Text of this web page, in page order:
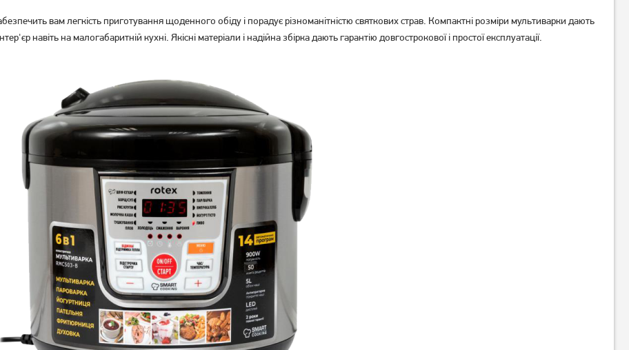
3 399грн
5 249грн
4 799грн
Мультиварка-скороварка
Rotex REPC 73-B
2 849грн
Мультиварка-скороварка
Rotex REPC 75-B
3 169грн
вам легкість приготування щоденного обіду і порадує різноманітністю святкових страв. Компактні розміри мультиварки дають
навіть на малогабаритній кухні. Якісні матеріали і надійна збірка дають гарантію довгострокової і простої експлуатації.